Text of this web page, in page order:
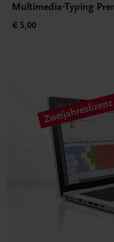
Multimedia-Typing
€ 5,00